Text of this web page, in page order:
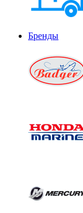
Бренды